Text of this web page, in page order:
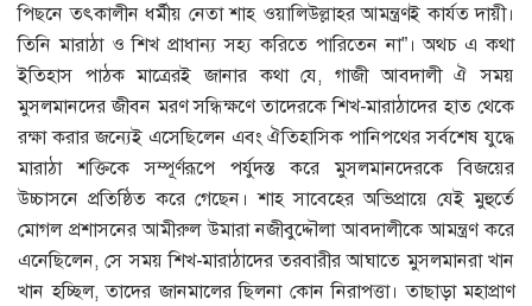
পিছনে তৎকালীন ধর্মীয় নেতা শাহ ওয়ালিউল্লাহর আমন্ত্রণই কার্যত দায়ী।
তিনি মারাঠা ও শিখ প্রাধান্য সহ্য করিতে পারিতেন না”। অথচ এ কথা
ইতিহাস পাঠক মাত্রেরই জানার কথা যে, গাজী আবদালী ঐ সময়
মুসলমানদের জীবন মরণ সন্ধিক্ষণে তাদেরকে শিখ-মারাঠাদের হাত থেকে
রক্ষা করার জন্যেই এসেছিলেন এবং ঐতিহাসিক পানিপথের সর্বশেষ যুদ্ধে
মারাঠা শক্তিকে সম্পূর্ণরূপে পর্যুদস্ত করে মুসলমানদেরকে বিজয়ের
উচ্চাসনে প্রতিষ্ঠিত করে গেছেন। শাহ সাবেহের অভিপ্রায়ে যেই মুহুর্তে
মোগল প্রশাসনের আমীরুল উমারা নজীবুদ্দৌলা আবদালীকে আমন্ত্রণ করে
এনেছিলেন, সে সময় শিখ-মারাঠাদের তরবারীর আঘাতে মুসলমানরা খান
খান হচ্ছিল, তাদের জানমালের ছিলনা কোন নিরাপত্তা। তাছাড়া মহাপ্রাণ